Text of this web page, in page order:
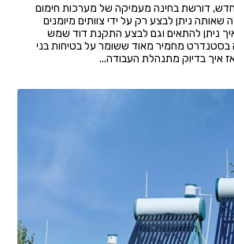
דורשת בחינה מעמיקה של מערכות חימום
שאותה ניתן לבצע רק על ידי צוותים מיומנים
איך ניתן להתאים וגם לבצע התקנת דוד שמש
בסטנדרט מחמיר מאוד ששומר על בטיחות בני
איך בדיוק מתנהלת העבודה...